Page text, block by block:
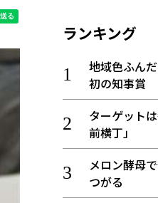
ランキング
地域色ふん
初の知事賞
ターゲット
前横丁」
メロン酵母
つがる